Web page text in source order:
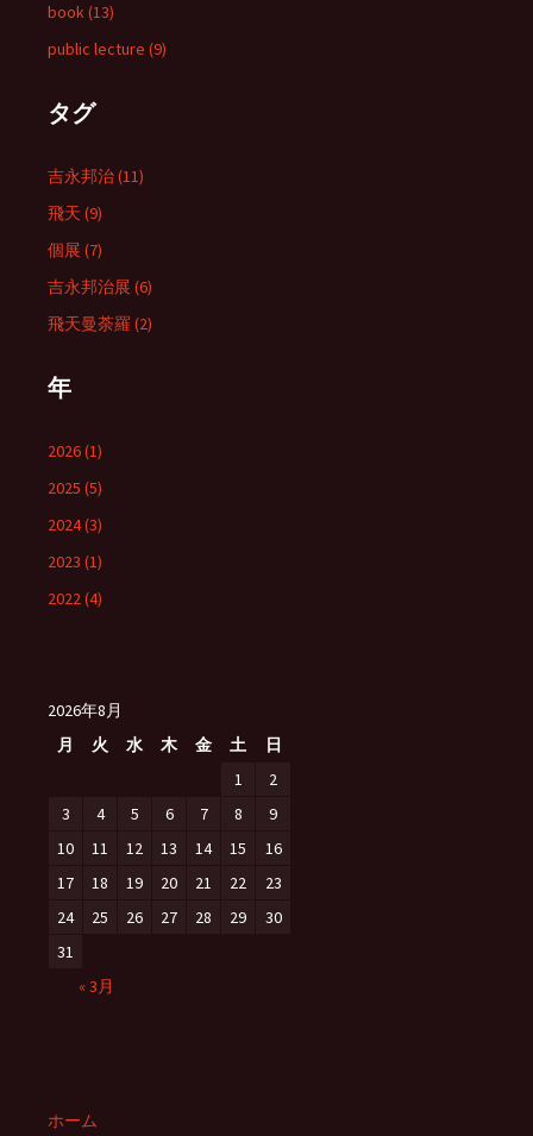
book (13)
public lecture (9)
タグ
吉永邦治 (11)
飛天 (9)
個展 (7)
吉永邦治展 (6)
飛天曼荼羅 (2)
年
2026 (1)
2025 (5)
2024 (3)
2023 (1)
2022 (4)
2026年8月
月
火 水 木 金 土
日
1
2
3
4 5 6 7 8
9
10
11 12 13 14 15
16
17
18 19 20 21 22
23
24
25 26 27 28 29
30
31
« 3月
ホーム